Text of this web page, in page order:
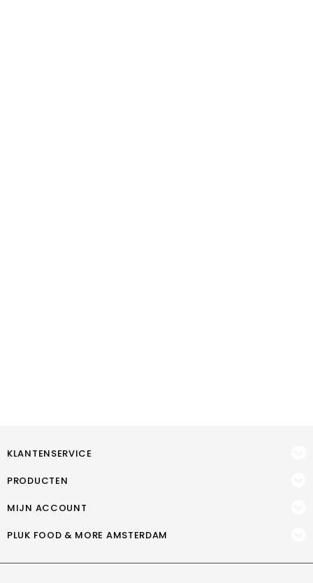
KLANTENSERVICE
PRODUCTEN
MIJN ACCOUNT
PLUK FOOD & MORE AMSTERDAM